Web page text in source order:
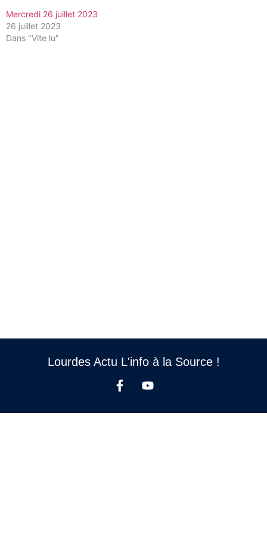
Mercredi 26 juillet 2023
26 juillet 2023
Dans "Vite lu"
Lourdes Actu L'info à la Source !